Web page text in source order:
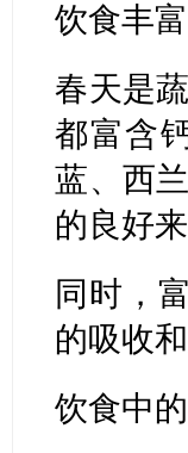
饮食丰
春天是
都富含
蓝、西
的良好来
同时，
的吸收
饮食中